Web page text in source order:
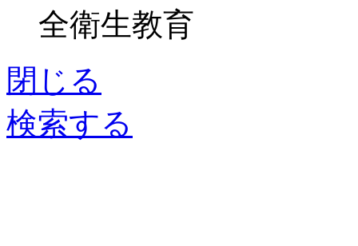
全衛生教育
閉じる
検索する